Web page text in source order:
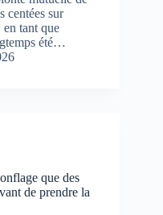
centées sur
en tant que
été…
que des
de prendre la